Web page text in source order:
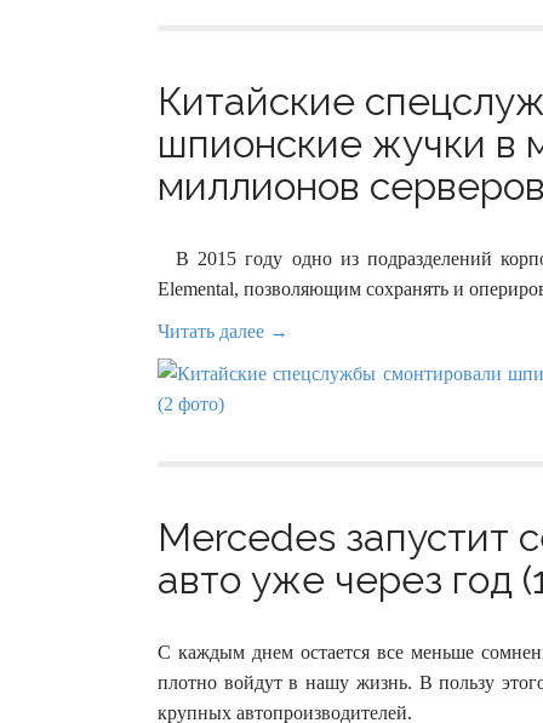
Китайские
шпионские жучки в
миллионов
В 2015 году одно из подразделений
Elemental, позволяющим сохранять и
Читать далее →
Mercedes запустит
авто уже через год
С каждым днем остается все меньше
плотно войдут в нашу жизнь. В пользу
крупных автопроизводителей.